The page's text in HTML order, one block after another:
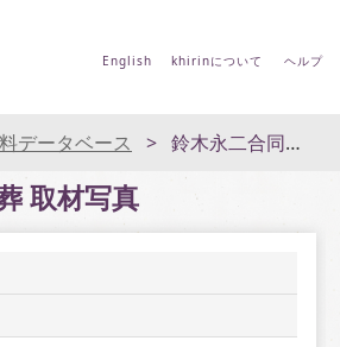
English khirinについて ヘルプ
データベース 鈴木永二合同葬 取材写真
取材写真